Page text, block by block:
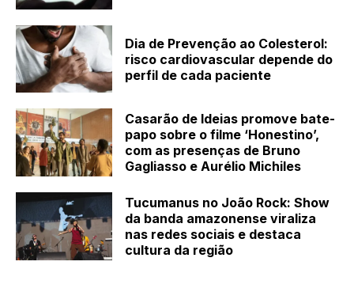
Dia de Prevenção ao Colesterol:
risco cardiovascular depende do
perfil de cada paciente
Casarão de Ideias promove bate-
papo sobre o filme ‘Honestino’,
com as presenças de Bruno
Gagliasso e Aurélio Michiles
Tucumanus no João Rock: Show
da banda amazonense viraliza
nas redes sociais e destaca
cultura da região